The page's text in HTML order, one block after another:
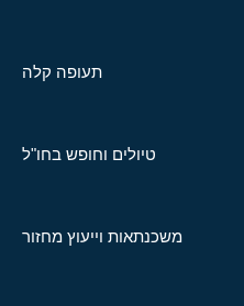
תעופה קלה
טיולים וחופש בחו"ל
משכנתאות וייעוץ מחזור